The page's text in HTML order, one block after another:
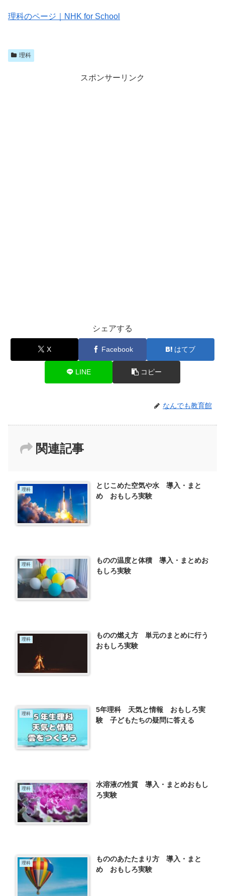
理科のページ｜NHK for School
理科
スポンサーリンク
シェアする
X Facebook はてブ
LINE コピー
なんでも教育館
関連記事
理科
とじこめた空気や水 導入・まと
め おもしろ実験
理科
ものの温度と体積 導入・まとめお
もしろ実験
理科
ものの燃え方 単元のまとめに行う
おもしろ実験
理科
5年理科 天気と情報 おもしろ実
験 子どもたちの疑問に答える
理科
水溶液の性質 導入・まとめおもし
ろ実験
理科
もののあたたまり方 導入・まと
め おもしろ実験